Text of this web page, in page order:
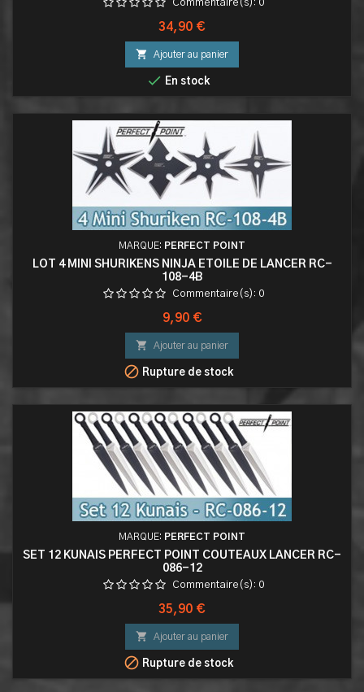
Commentaire(s): 0
Prix
34,90 €
 Ajouter au panier
 En stock
MARQUE: PERFECT POINT
LOT 4 MINI SHURIKENS NINJA ETOILE DE LANCER RC-
108-4B
Commentaire(s): 0
Prix
9,90 €
 Ajouter au panier
 Rupture de stock
MARQUE: PERFECT POINT
SET 12 KUNAIS PERFECT POINT COUTEAUX LANCER RC-
086-12
Commentaire(s): 0
Prix
35,90 €
 Ajouter au panier
 Rupture de stock